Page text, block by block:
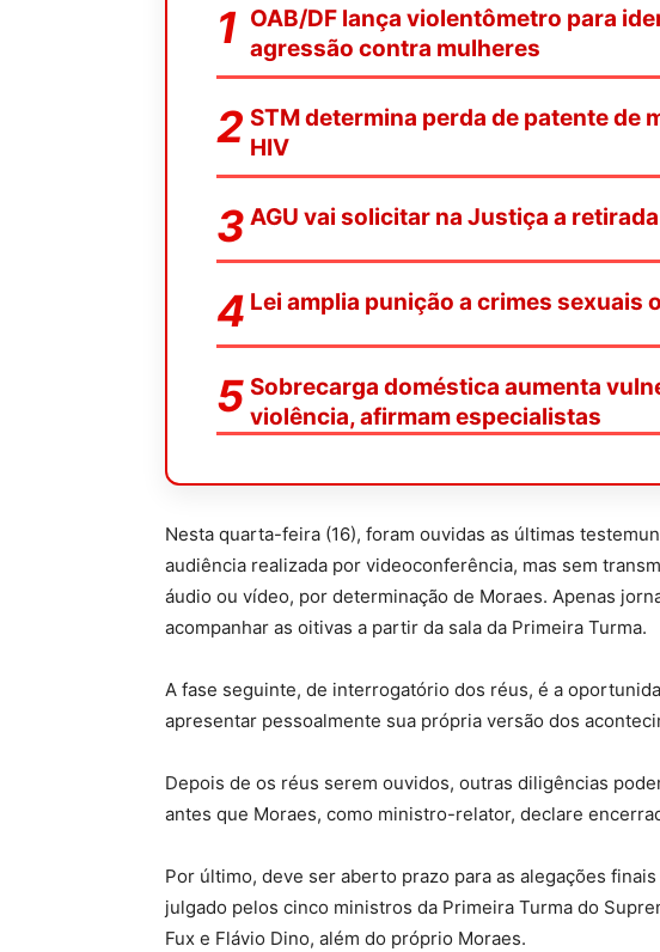
OAB/DF lança violentômetro para
agressão contra mulheres
STM determina perda de patente de
HIV
AGU vai solicitar na Justiça a
Lei amplia punição a crimes sexuais
Sobrecarga doméstica aumenta
violência, afirmam especialistas
Nesta quarta-feira (16), foram ouvidas as últimas
audiência realizada por videoconferência, mas sem
áudio ou vídeo, por determinação de Moraes. Apenas
acompanhar as oitivas a partir da sala da Primeira Turma.
A fase seguinte, de interrogatório dos réus, é a
apresentar pessoalmente sua própria versão dos
Depois de os réus serem ouvidos, outras diligências
antes que Moraes, como ministro-relator, declare
Por último, deve ser aberto prazo para as alegações
julgado pelos cinco ministros da Primeira Turma do
Fux e Flávio Dino, além do próprio Moraes.